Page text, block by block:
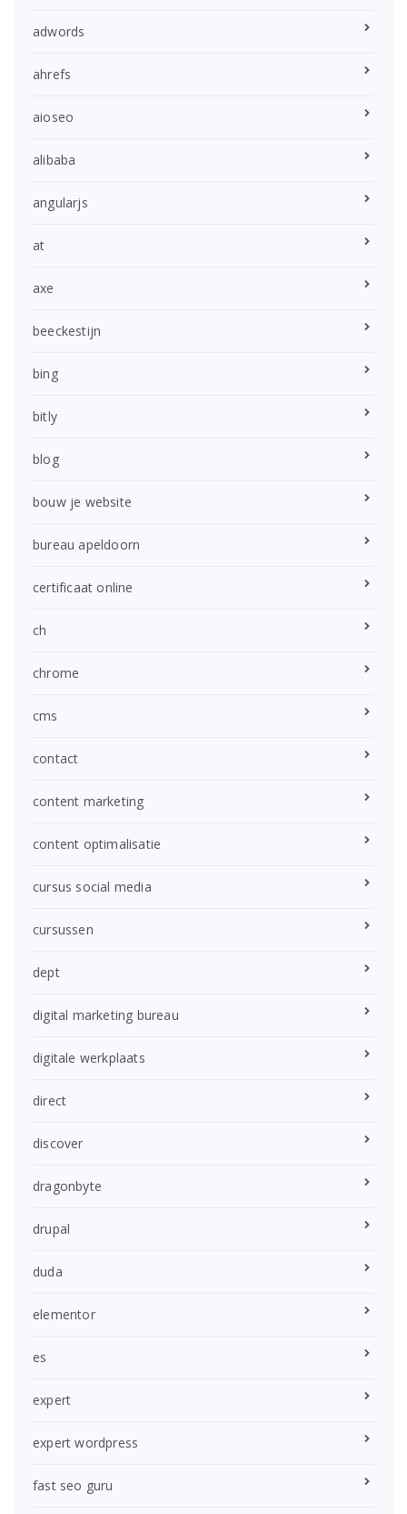
adwords
ahrefs
aioseo
alibaba
angularjs
at
axe
beeckestijn
bing
bitly
blog
bouw je website
bureau apeldoorn
certificaat online
ch
chrome
cms
contact
content marketing
content optimalisatie
cursus social media
cursussen
dept
digital marketing bureau
digitale werkplaats
direct
discover
dragonbyte
drupal
duda
elementor
es
expert
expert wordpress
fast seo guru